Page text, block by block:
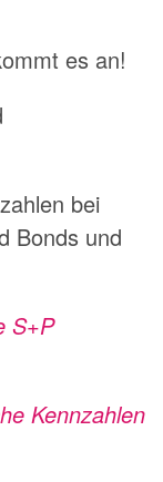
es an!
bei
Bonds und
S+P
Kennzahlen